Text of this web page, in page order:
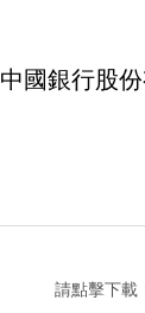
中國銀行股
請點擊下載